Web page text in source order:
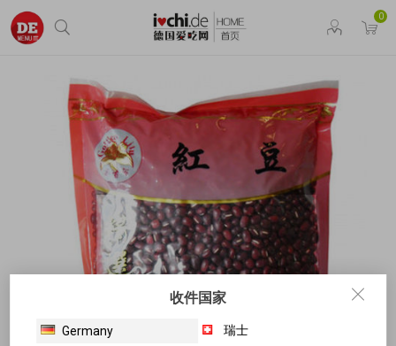
0
收件国家
Germany
瑞士